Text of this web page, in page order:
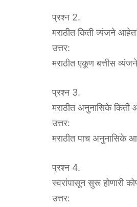
प्रश्न 2.
मराठीत किती व्यंजने
उत्तर:
मराठीत एकूण बत्तीस
प्रश्न 3.
मराठीत अनुनासिके किती
उत्तर:
मराठीत पाच अनुनासिके
प्रश्न 4.
स्वरांपासून सुरू होणारी
उत्तर: